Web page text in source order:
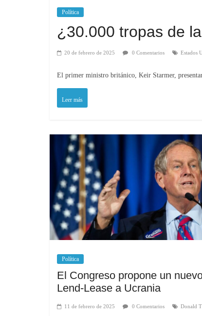
Política
¿30.000 tropas de
20 de febrero de 2025 0 Comentarios Estados
El primer ministro británico, Keir Starmer,
Leer más
Política
El Congreso propone un
Lend-Lease a Ucrania
11 de febrero de 2025 0 Comentarios Donald